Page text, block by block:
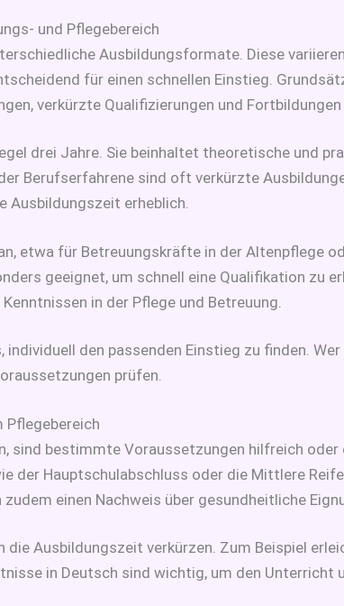
und Pflegebereich
Ausbildungsformate. Diese
für einen schnellen Einstieg.
verkürzte Qualifizierungen und
drei Jahre. Sie beinhaltet theoretische und
Berufserfahrene sind oft verkürzte
Ausbildungszeit erheblich.
etwa für Betreuungskräfte in der Altenpflege
geeignet, um schnell eine Qualifikation zu
in der Pflege und Betreuung.
den passenden Einstieg zu finden.
prüfen.
Pflegebereich
sind bestimmte Voraussetzungen hilfreich
der Hauptschulabschluss oder die Mittlere
einen Nachweis über gesundheitliche
Ausbildungszeit verkürzen. Zum Beispiel
in Deutsch sind wichtig, um den Unterricht